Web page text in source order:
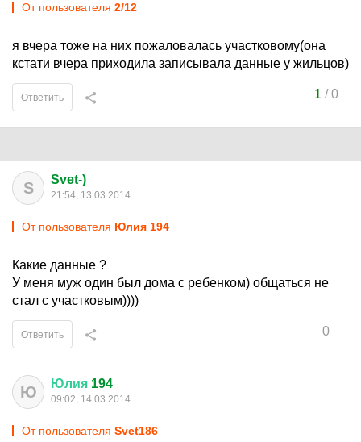
От пользователя 2/12
я вчера тоже на них пожаловалась участковому(она
кстати вчера приходила записывала данные у жильцов)
1 /0
Ответить
S Svet-)
21:54, 13.03.2014
От пользователя Юлия 194
Какие данные ?
У меня муж один был дома с ребенком) общаться не
стал с участковым))))
0
Ответить
Ю Юлия 194
09:02, 14.03.2014
От пользователя Svet186